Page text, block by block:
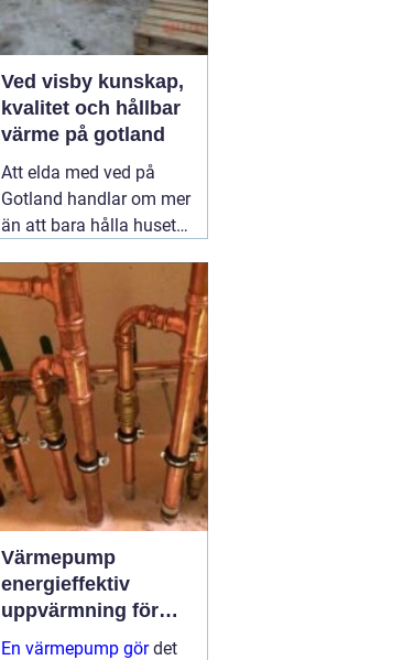
Ved visby kunskap,
kvalitet och hållbar
värme på gotland
Att elda med ved på
Gotland handlar om mer
än att bara hålla huset
brasan i kaminen en del
av vardagen, ett sätt att
sänka
energikostnaderna och
samtidigt skapa trygghet
när vinden tar i över ön.
När efterfrågan02
augusti 2026
Värmepump
energieffektiv
uppvärmning för
moderna hem
En värmepump gördet